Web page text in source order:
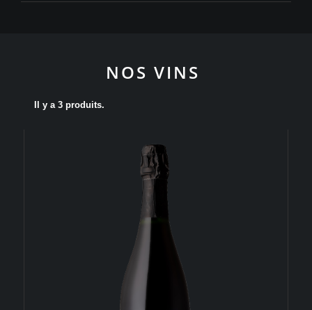
NOS VINS
Il y a 3 produits.